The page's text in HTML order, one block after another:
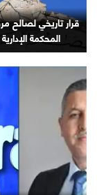
قرار تاريخي لصالح
المحكمة